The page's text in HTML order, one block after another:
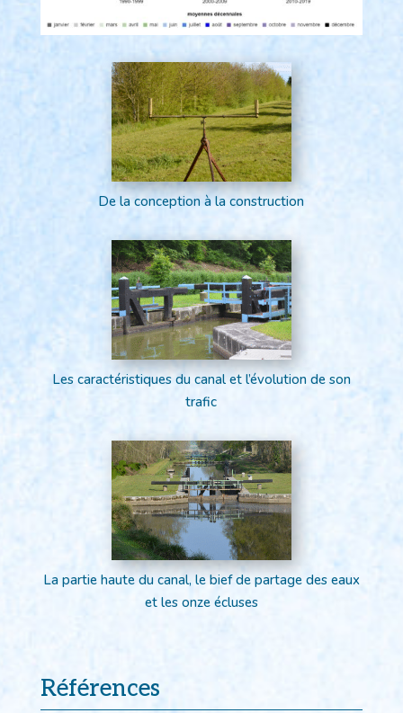
De la conception à la construction
Les caractéristiques du canal et l’évolution de son
trafic
La partie haute du canal, le bief de partage des eaux
et les onze écluses
Références